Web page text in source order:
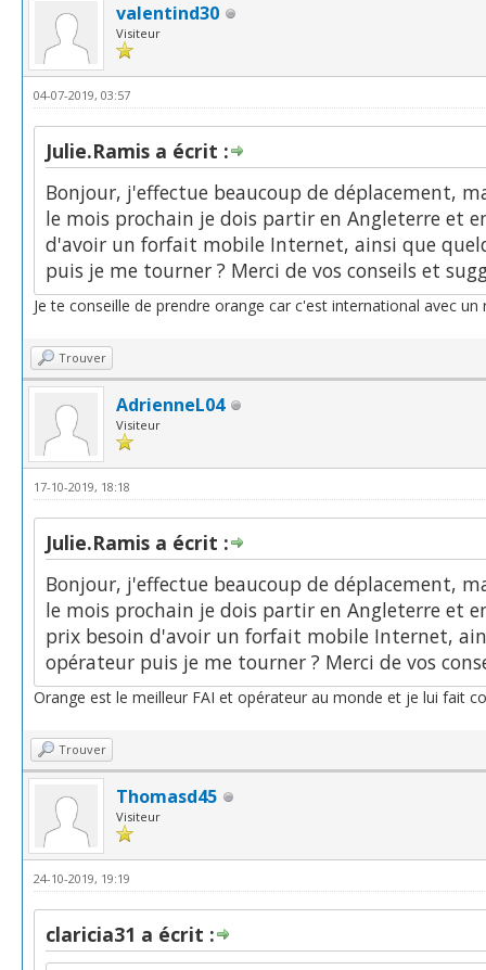
valentind30
Visiteur
04-07-2019, 03:57
Julie.Ramis a écrit :
Bonjour, j'effectue beaucoup de déplacement,
le mois prochain je dois partir en Angleterre et
d'avoir un forfait mobile Internet, ainsi que
puis je me tourner ? Merci de vos conseils et
Je te conseille de prendre orange car c'est international avec
Trouver
AdrienneL04
Visiteur
17-10-2019, 18:18
Julie.Ramis a écrit :
Bonjour, j'effectue beaucoup de déplacement,
le mois prochain je dois partir en Angleterre et
prix besoin d'avoir un forfait mobile Internet,
opérateur puis je me tourner ? Merci de vos
Orange est le meilleur FAI et opérateur au monde et je lui fait
Trouver
Thomasd45
Visiteur
24-10-2019, 19:19
claricia31 a écrit :